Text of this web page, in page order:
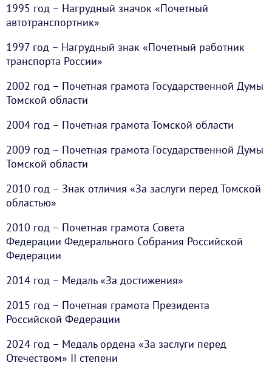
1995 год – Нагрудный значок «Почетный
автотранспортник»
1997 год – Нагрудный знак «Почетный работник
транспорта России»
2002 год – Почетная грамота Государственной Думы
Томской области
2004 год – Почетная грамота Томской области
2009 год – Почетная грамота Государственной Думы
Томской области
2010 год – Знак отличия «За заслуги перед Томской
областью»
2010 год – Почетная грамота Совета
Федерации Федерального Собрания Российской
Федерации
2014 год – Медаль «За достижения»
2015 год – Почетная грамота Президента
Российской Федерации
2024 год – Медаль ордена «За заслуги перед
Отечеством» II степени